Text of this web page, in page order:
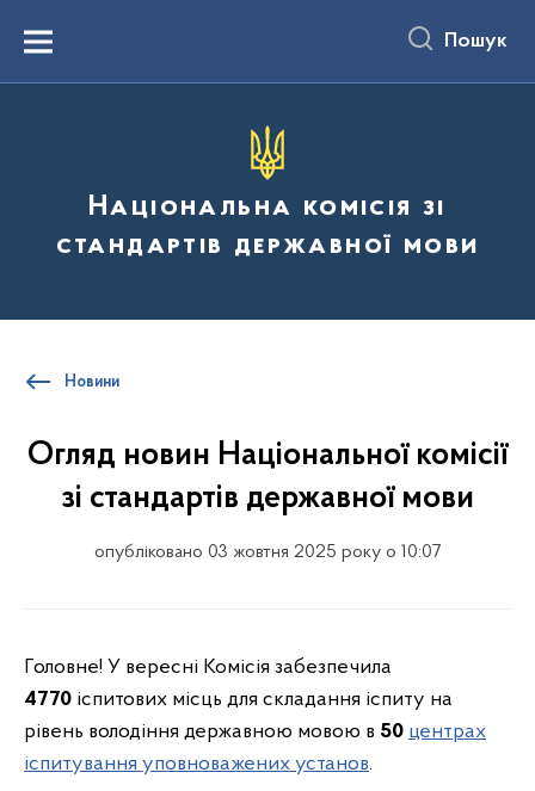
вмістуMenu Пошук
Національна комісія зі
стандартів державної мови
Новини
Огляд новин Національної комісії
зі стандартів державної мови
опубліковано 03 жовтня 2025 року о 10:07
Головне! У вересні Комісія забезпечила
4770 іспитових місць для складання іспиту на
рівень володіння державною мовою в 50 центрах
іспитування уповноважених установ.